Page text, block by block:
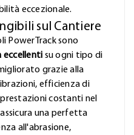
eccezionale.
sul Cantiere
PowerTrack sono
eccellenti su ogni tipo di
grazie alla
efficienza di
costanti nel
una perfetta
all'abrasione,